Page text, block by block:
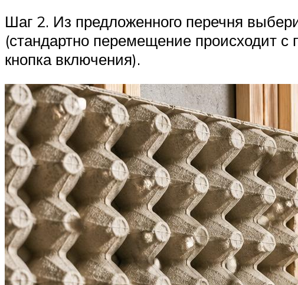
Шаг 2. Из предложенного перечня
(стандартно перемещение происходит
кнопка включения).